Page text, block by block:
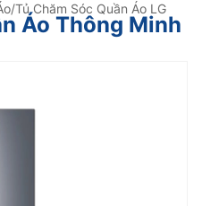
/Tủ Chăm Sóc Quần Áo LG
Áo Thông Minh